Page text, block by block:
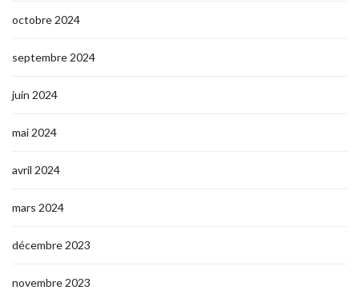
octobre 2024
septembre 2024
juin 2024
mai 2024
avril 2024
mars 2024
décembre 2023
novembre 2023